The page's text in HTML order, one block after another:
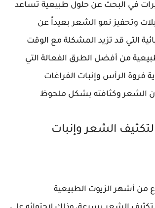
في البحث عن حلول طبيعية تساعد
وتحفيز نمو الشعر بعيداً عن
التي قد تزيد المشكلة مع الوقت
من أفضل الطرق الفعالة التي
فروة الرأس وإنبات الفراغات
الشعر وكثافته بشكل ملحوظ
الشعر وإنبات
من أشهر الزيوت الطبيعية